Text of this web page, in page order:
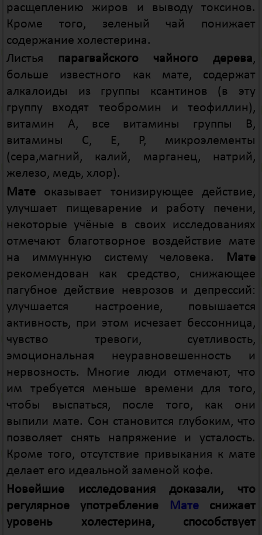
расщеплению жиров и выводу токсинов.
Кроме того, зеленый чай понижает
содержание холестерина.
Листья парагвайского чайного дерева,
больше известного как мате, содержат
алкалоиды из группы ксантинов (в эту
группу входят теобромин и теофиллин),
витамин А, все витамины группы B,
витамины C, E, P, микроэлементы
(сера,магний, калий, марганец, натрий,
железо, медь, хлор).
Матеоказывает тонизирующее действие,
улучшает пищеварение и работу печени,
некоторые учёные в своих исследованиях
отмечают благотворное воздействие мате
на иммунную систему человека. Мате
рекомендован как средство, снижающее
пагубное действие неврозов и депрессий:
улучшается настроение, повышается
активность, при этом исчезает бессонница,
чувство тревоги, суетливость,
эмоциональная неуравновешенность и
нервозность. Многие люди отмечают, что
им требуется меньше времени для того,
чтобы выспаться, после того, как они
выпили мате. Сон становится глубоким, что
позволяет снять напряжение и усталость.
Кроме того, отсутствие привыкания к мате
делает его идеальной заменой кофе.
Новейшие исследования доказали, что
регулярное употребление
Матеснижает
уровень холестерина, способствует